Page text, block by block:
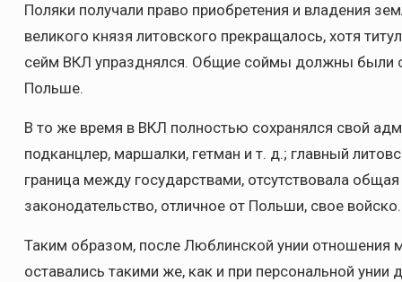
Поляки получали право приобретения и владения
великого князя литовского прекращалось, хотя
сейм ВКЛ упразднялся. Общие соймы должны были
Польше.
В то же время в ВКЛ полностью сохранялся свой
подканцлер, маршалки, гетман и т. д.; главный
граница между государствами, отсутствовала
законодательство, отличное от Польши, свое войско.
Таким образом, после Люблинской унии отношения
оставались такими же, как и при персональной